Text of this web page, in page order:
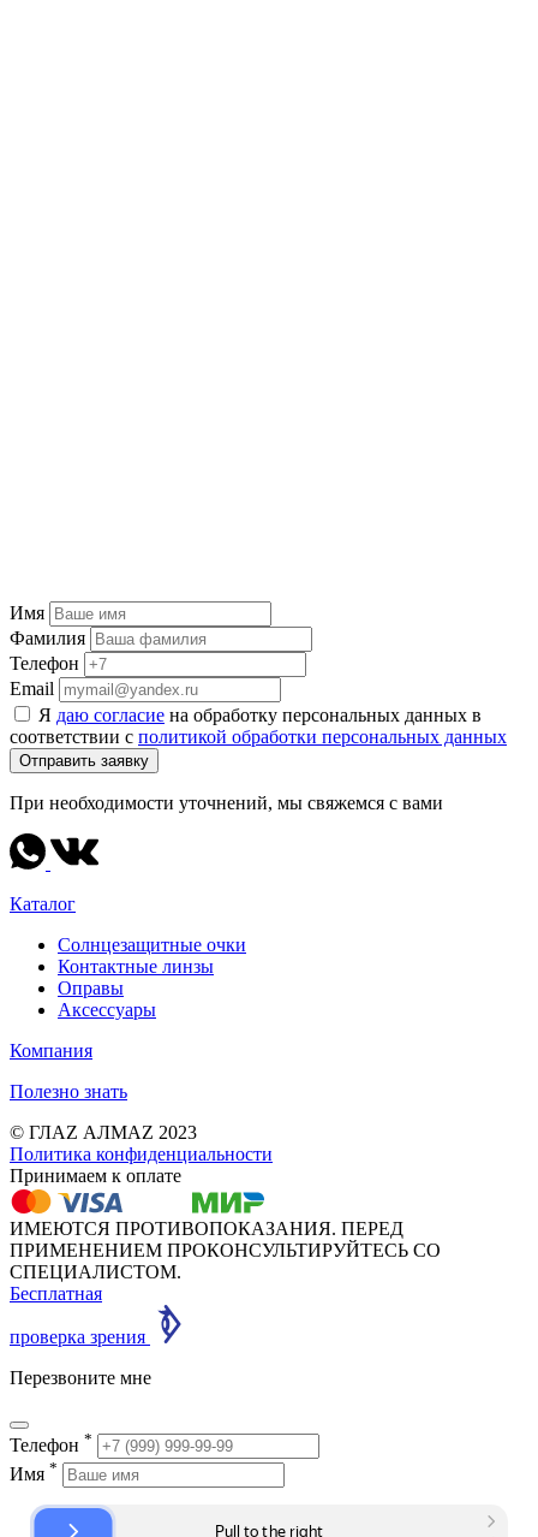
Имя
Фамилия
Телефон
Email
Я даю согласие на обработку персональных данных в
соответствии с политикой обработки персональных данных
Отправить заявку
При необходимости уточнений, мы свяжемся с вами
Каталог
Солнцезащитные очки
Контактные линзы
Оправы
Аксессуары
Компания
Полезно знать
© ГЛАZ АЛМАZ 2023
Политика конфиденциальности
Принимаем к оплате
ИМЕЮТСЯ ПРОТИВОПОКАЗАНИЯ. ПЕРЕД
ПРИМЕНЕНИЕМ ПРОКОНСУЛЬТИРУЙТЕСЬ СО
СПЕЦИАЛИСТОМ.
Бесплатная
проверка зрения
Перезвоните мне
Телефон *
Имя *